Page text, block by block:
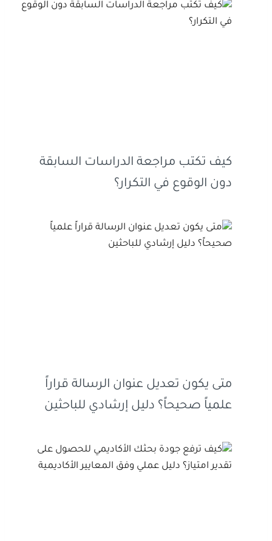
كيف تكتب مراجعة الدراسات السابقة
دون الوقوع في التكرار؟
متى يكون تعديل عنوان الرسالة قراراً
علمياً صحيحاً؟ دليل إرشادي للباحثين